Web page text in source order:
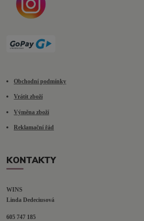
Obchodní podmínky
Vrátit zboží
Výměna zboží
Reklamační řád
KONTAKTY
WINS
Linda Dedeciusová
605 747 185